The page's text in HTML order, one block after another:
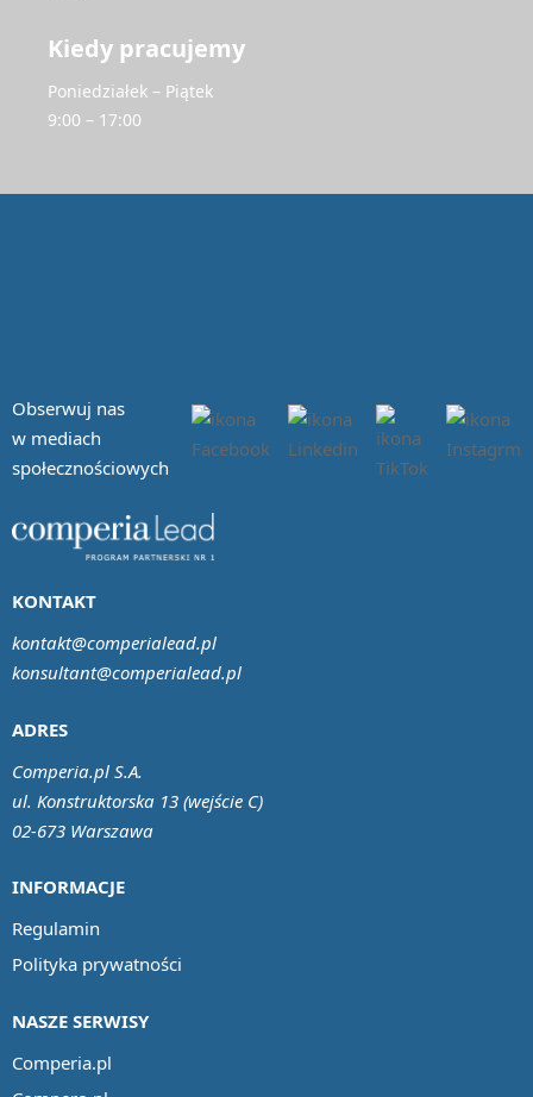
Kiedy pracujemy
Poniedziałek – Piątek
9:00 – 17:00
Obserwuj nas
w mediach
społecznościowych
INFORMACJE
Regulamin
Polityka prywatności
NASZE SERWISY
Comperia.pl
ADRES
Comperia.pl S.A.
ul. Konstruktorska 13 (wejście C)
02-673 Warszawa
KONTAKT
kontakt@comperialead.pl
konsultant@comperialead.pl